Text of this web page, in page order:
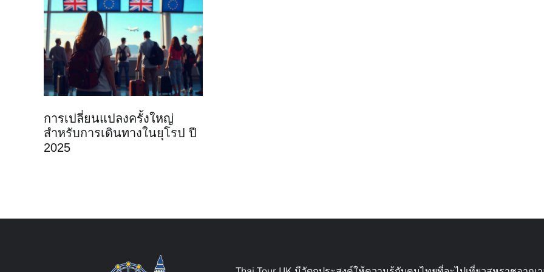
การเปลี่ยนแปลงครั้งใหญ่
สำหรับการเดินทางในยุโรป ปี
2025